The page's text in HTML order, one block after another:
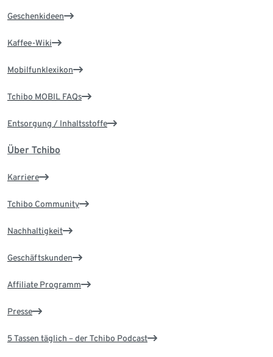
Geschenkideen
Kaffee-Wiki
Mobilfunklexikon
Tchibo MOBIL FAQs
Entsorgung / Inhaltsstoffe
Über Tchibo
Karriere
Tchibo Community
Nachhaltigkeit
Geschäftskunden
Affiliate Programm
Presse
5 Tassen täglich – der Tchibo Podcast